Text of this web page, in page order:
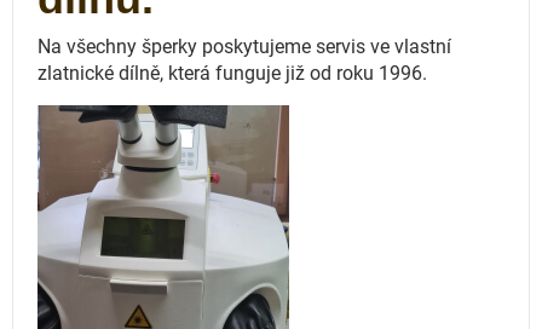
Na všechny šperky poskytujeme servis ve vlastní
zlatnické dílně, která funguje již od roku 1996.